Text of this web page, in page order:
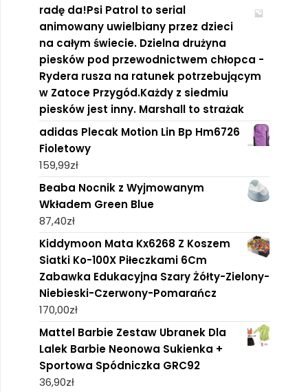
radę da!Psi Patrol to serial
animowany uwielbiany przez dzieci
na całym świecie. Dzielna drużyna
piesków pod przewodnictwem chłopca -
Rydera rusza na ratunek potrzebującym
w Zatoce Przygód.Każdy z siedmiu
piesków jest inny. Marshall to strażak
adidas Plecak Motion Lin Bp Hm6726
Fioletowy
159,99zł
Beaba Nocnik z Wyjmowanym
Wkładem Green Blue
87,40zł
Kiddymoon Mata Kx6268 Z Koszem
Siatki Ko-100X Piłeczkami 6Cm
Zabawka Edukacyjna Szary Żółty-Zielony-
Niebieski-Czerwony-Pomarańcz
170,00zł
Mattel Barbie Zestaw Ubranek Dla
Lalek Barbie Neonowa Sukienka +
Sportowa Spódniczka GRC92
36,90zł